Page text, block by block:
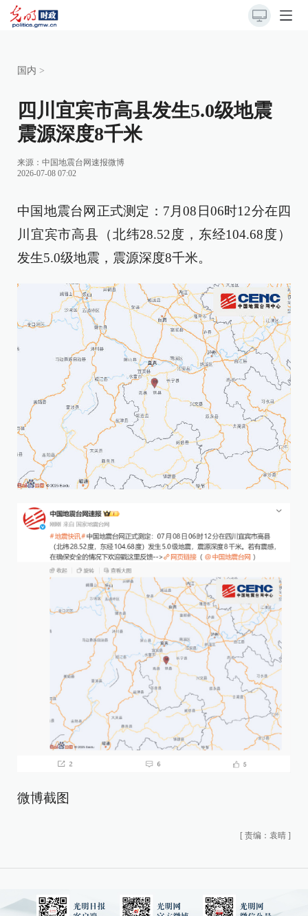
国内 >
四川宜宾市高县发生5.0级地震
震源深度8千米
来源： 中国地震台网速报微博
2026-07-08 07:02
中国地震台网正式测定：7月08日06时12分在四
川宜宾市高县（北纬28.52度，东经104.68度）
发生5.0级地震，震源深度8千米。
微博截图
[ 责编：袁晴 ]